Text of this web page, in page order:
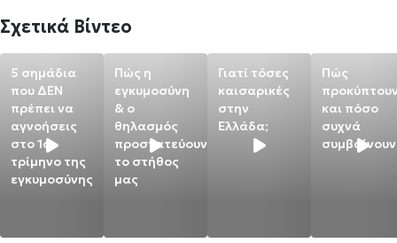
Σχετικά Βίντεο
5 σημάδια
που ΔΕΝ
πρέπει να
αγνοήσεις
στο 1ο
τρίμηνο της
εγκυμοσύνης
Πώς η
εγκυμοσύνη
& ο
θηλασμός
προστατεύουν
το στήθος
μας
Γιατί τόσες
καισαρικές
στην
Ελλάδα;
Πώς
και πόσο
συχνά